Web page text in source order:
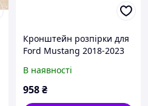
Кронштейн розпірки для
Ford Mustang 2018-2023
(FR3Z63016A52A)
В наявності
958₴